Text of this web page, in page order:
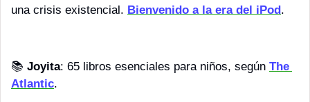
una crisis existencial. Bienvenido a la era del iPod.
📚 Joyita: 65 libros esenciales para niños, según The
Atlantic.